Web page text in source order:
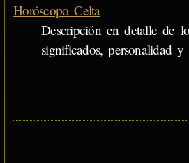
Horóscopo Celta
Descripción en detalle de
significados, personalidad y